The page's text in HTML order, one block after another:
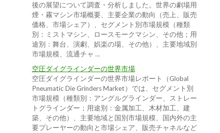
後の展望について調査・分析しました。世界の劇場用
煙・霧マシン市場概要、主要企業の動向（売上、販売
価格、市場シェア）、セグメント別市場規模（種類
別：ミストマシン、ロースモークマシン、その他；用
途別：舞台、演劇、娯楽の場、その他）、主要地域別
市場規模、流通チャ …
空圧ダイグラインダーの世界市場
空圧ダイグラインダーの世界市場レポート（Global
Pneumatic Die Grinders Market）では、セグメント別
市場規模（種類別：アングルグラインダー、ストレー
トグラインダー；用途別：金属加工、木材加工、建
築、その他）、主要地域と国別市場規模、国内外の主
要プレーヤーの動向と市場シェア、販売チャネルなど